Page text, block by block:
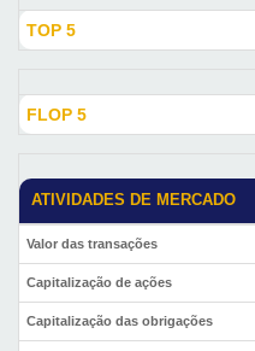
TOP 5
FLOP 5
ATIVIDADES DE MERCADO
Valor das transações
Capitalização de ações
Capitalização das obrigações